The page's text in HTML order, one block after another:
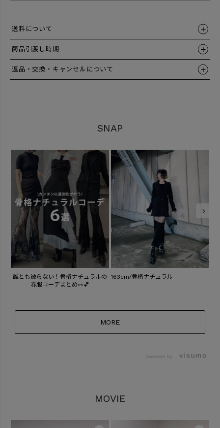
送料について
商品引渡し時期
返品・交換・キャンセルについて
SNAP
誰とも被らない！骨格ナチュラルの
春服コーデまとめ👀💕
163cm/骨格ナチュラル
MORE
powered by
MOVIE